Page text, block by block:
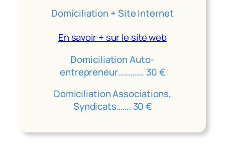
Domiciliation + Site Internet
En savoir + sur le site web
Domiciliation Auto-
entrepreneur…………. 30 €
Domiciliation Associations,
Syndicats……. 30 €